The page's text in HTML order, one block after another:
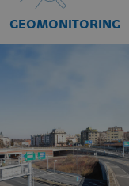
GEOMONITORING